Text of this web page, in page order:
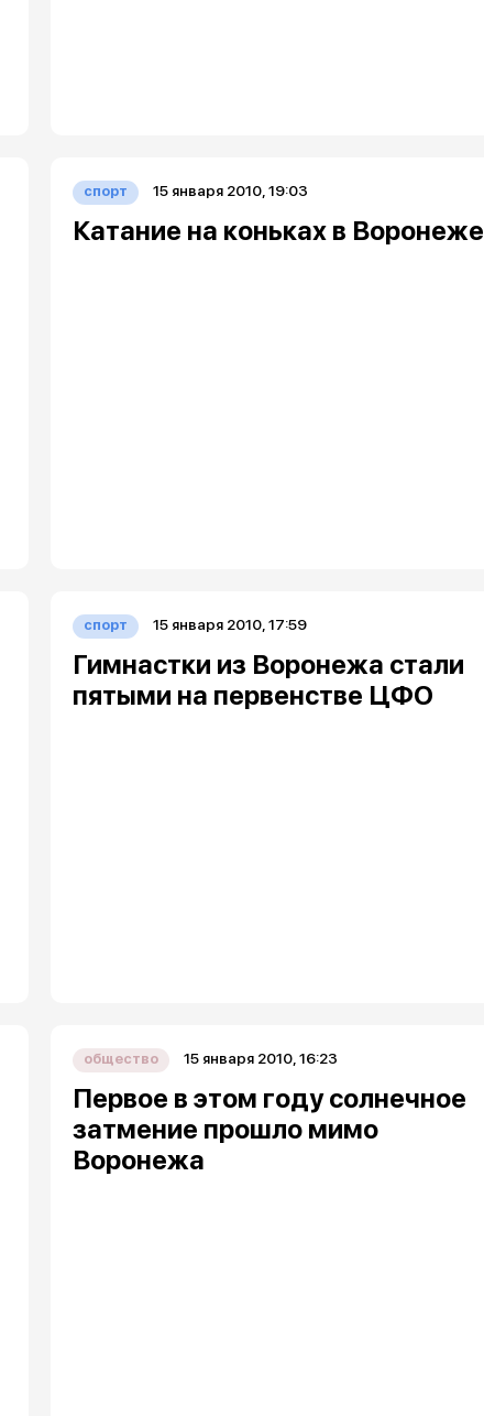
спорт 15 января 2010, 19:03
Катание на коньках в Воронеже
спорт 15 января 2010, 17:59
Гимнастки из Воронежа стали
пятыми на первенстве ЦФО
общество 15 января 2010, 16:23
Первое в этом году солнечное
затмение прошло мимо
Воронежа